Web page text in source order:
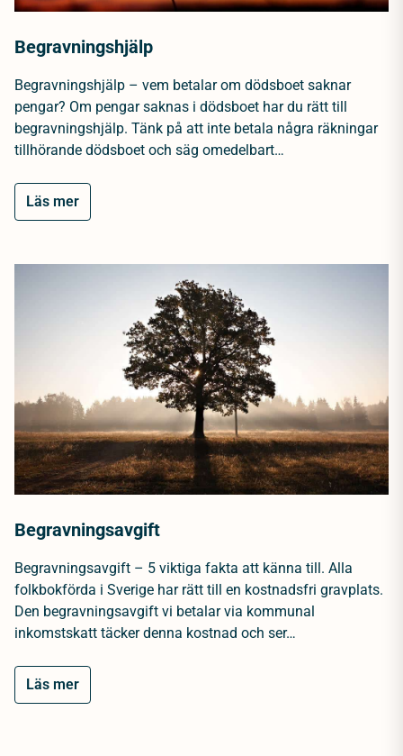
Begravningshjälp
Begravningshjälp – vem betalar om dödsboet saknar
pengar? Om pengar saknas i dödsboet har du rätt till
begravningshjälp. Tänk på att inte betala några räkningar
tillhörande dödsboet och säg omedelbart…
Läs mer
Begravningsavgift
Begravningsavgift – 5 viktiga fakta att känna till. Alla
folkbokförda i Sverige har rätt till en kostnadsfri gravplats.
Den begravningsavgift vi betalar via kommunal
inkomstskatt täcker denna kostnad och ser…
Läs mer